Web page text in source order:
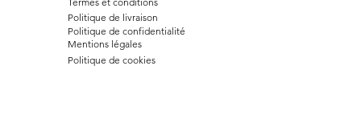
Politique de livraison
Politique de confidentialité
Mentions légales
Politique de cookies